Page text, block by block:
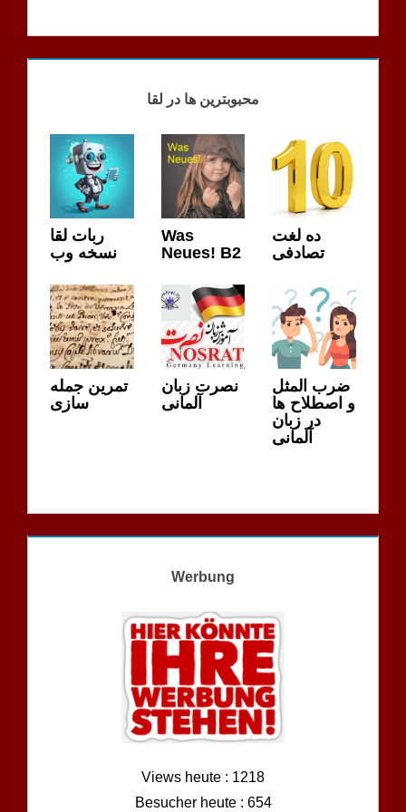
محبوبترین ها در لقا
ربات لقا
نسخه وب
Was
Neues! B2
ده لغت
تصادفی
تمرین جمله
سازی
نصرت زبان
آلمانی
ضرب المثل
و اصطلاح ها
در زبان
آلمانی
Werbung
Views heute : 1218
Besucher heute : 654